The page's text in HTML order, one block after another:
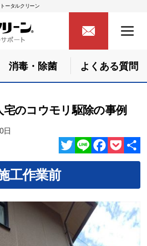
ータルクリーン
消毒・除菌 よくある質問
宅のコウモリ駆除の事例
日
Twitter
LineFacebook
Pocket
共
工作業前